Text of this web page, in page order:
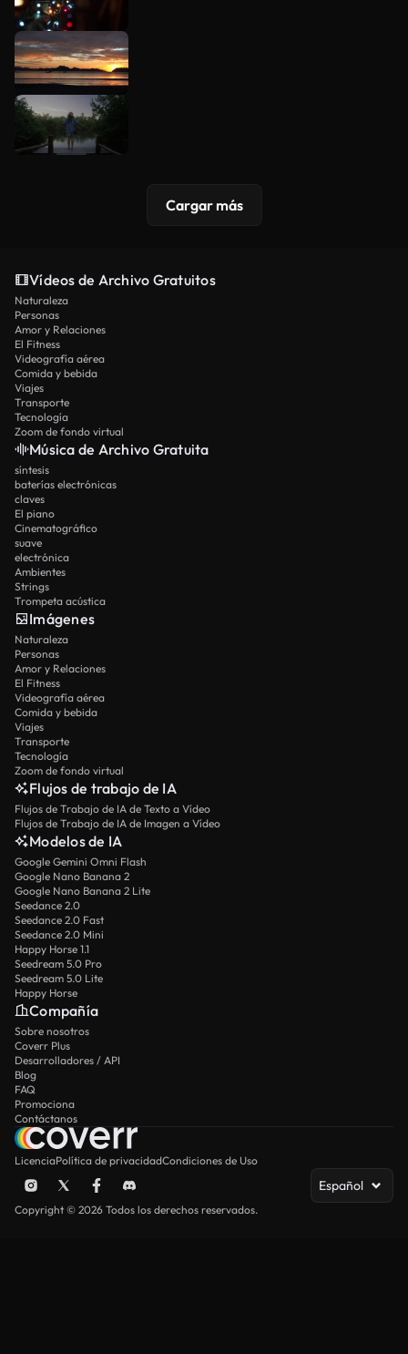
Cargar más
Vídeos de Archivo Gratuitos
Naturaleza
Personas
Amor y Relaciones
El Fitness
Videografía aérea
Comida y bebida
Viajes
Transporte
Tecnología
Zoom de fondo virtual
Música de Archivo Gratuita
síntesis
baterías electrónicas
claves
El piano
Cinematográfico
suave
electrónica
Ambientes
Strings
Trompeta acústica
Imágenes
Naturaleza
Personas
Amor y Relaciones
El Fitness
Videografía aérea
Comida y bebida
Viajes
Transporte
Tecnología
Zoom de fondo virtual
Flujos de trabajo de IA
Flujos de Trabajo de IA de Texto a Vídeo
Flujos de Trabajo de IA de Imagen a Vídeo
Modelos de IA
Google Gemini Omni Flash
Google Nano Banana 2
Google Nano Banana 2 Lite
Seedance 2.0
Seedance 2.0 Fast
Seedance 2.0 Mini
Happy Horse 1.1
Seedream 5.0 Pro
Seedream 5.0 Lite
Happy Horse
Compañía
Sobre nosotros
Coverr Plus
Desarrolladores / API
Blog
FAQ
Promociona
Contáctanos
LicenciaPolítica de privacidadCondiciones de Uso
Español
Copyright © 2026 Todos los derechos reservados.